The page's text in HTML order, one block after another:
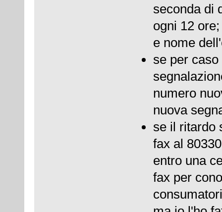
seconda di
ogni 12
e nome
se per
numero
nuova
se il ritardo
fax al
entro una
fax per